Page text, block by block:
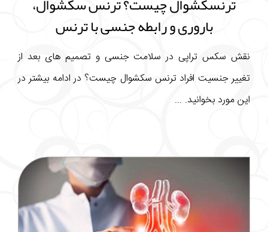
باروری و رابطه جنسی با ترنس
نقش سکس تراپی در سلامت جنسی و تصمیم های بعد از
تغییر جنسیت افراد ترنس سکشوال چیست؟ در ادامه بیشتر در
این مورد بخوانید. ...